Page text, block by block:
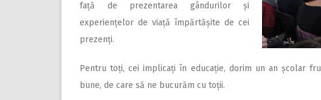
față de prezentarea gândurilor și
experiențelor de viață împărtășite de cei
prezenți.
Pentru toți, cei implicați în educație, dorim un an școlar
bune, de care să ne bucurăm cu toții.